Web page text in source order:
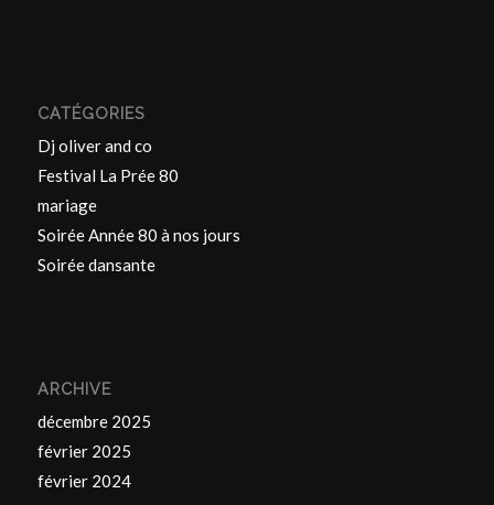
CATÉGORIES
Dj oliver and co
Festival La Prée 80
mariage
Soirée Année 80 à nos jours
Soirée dansante
ARCHIVE
décembre 2025
février 2025
février 2024